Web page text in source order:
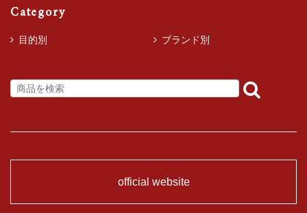
Category
目的別 ブランド別
official website